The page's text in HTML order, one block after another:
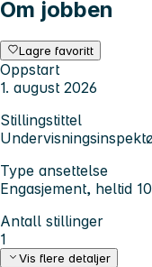
Om jobben
Lagre favoritt
Oppstart
1. august 2026
Stillingstittel
Type ansettelse
Engasjement, heltid
Antall stillinger
1
Vis flere detaljer